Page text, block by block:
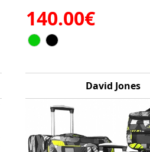
140.00€
David Jones